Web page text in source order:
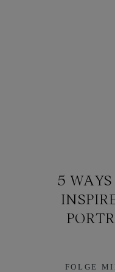
5
FOLGE